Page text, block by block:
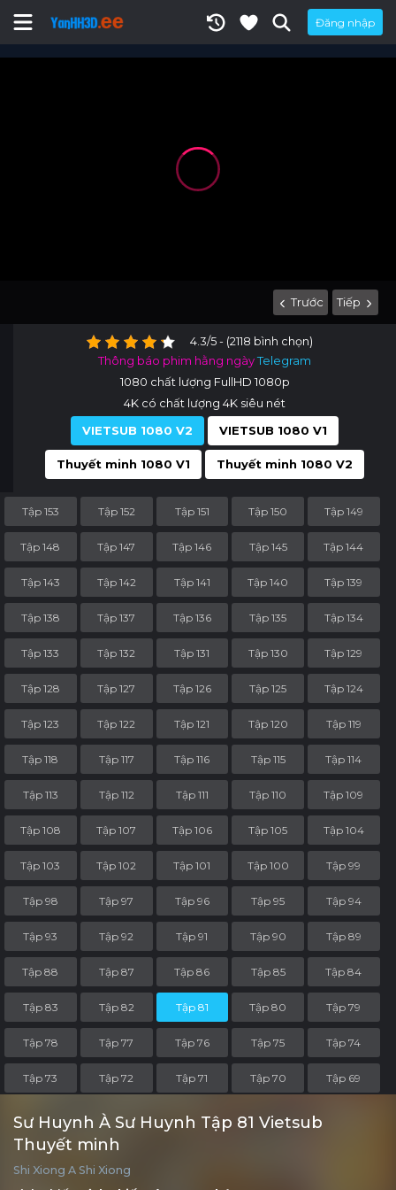
Đăng nhập
Trước Tiếp
4.3/5 - (2118 bình chọn)
Thông báo phim hằng ngàyTelegram
1080 chất lượng FullHD 1080p
4K có chất lượng 4K siêu nét
VIETSUB 1080 V2
VIETSUB 1080 V1
Thuyết minh 1080 V1 Thuyết minh 1080 V2
Tập 153 Tập 152 Tập 151 Tập 150 Tập 149
Tập 148 Tập 147 Tập 146 Tập 145 Tập 144
Tập 143 Tập 142 Tập 141 Tập 140 Tập 139
Tập 138 Tập 137 Tập 136 Tập 135 Tập 134
Tập 133 Tập 132 Tập 131 Tập 130 Tập 129
Tập 128 Tập 127 Tập 126 Tập 125 Tập 124
Tập 123 Tập 122 Tập 121 Tập 120 Tập 119
Tập 118 Tập 117 Tập 116 Tập 115 Tập 114
Tập 113 Tập 112 Tập 111 Tập 110 Tập 109
Tập 108 Tập 107 Tập 106 Tập 105 Tập 104
Tập 103 Tập 102 Tập 101 Tập 100 Tập 99
Tập 98 Tập 97 Tập 96 Tập 95 Tập 94
Tập 93 Tập 92 Tập 91 Tập 90 Tập 89
Tập 88 Tập 87 Tập 86 Tập 85 Tập 84
Tập 83 Tập 82 Tập 81 Tập 80 Tập 79
Tập 78 Tập 77 Tập 76 Tập 75 Tập 74
Tập 73 Tập 72 Tập 71 Tập 70 Tập 69
Tập 67 Tập 66 Tập 65
Tập 63 Tập 62
Sư Huynh À Sư Huynh Tập 81 Vietsub
Thuyết minh
Shi Xiong A Shi Xiong